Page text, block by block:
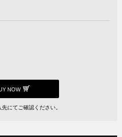
NOW
にてご確認ください。